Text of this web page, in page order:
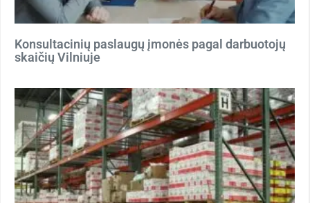
Konsultacinių paslaugų įmonės pagal darbuotojų
skaičių Vilniuje